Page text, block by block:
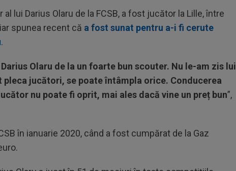
lui Darius Olaru de la FCSB, a fost jucător la Lille, între
spunea recent că a fost sunat pentru a-i fi cerute
.
Olaru de la un foarte bun scouter. Nu le-am zis lui
pleca jucători, se poate întâmpla orice. Conducerea
nu poate fi oprit, mai ales dacă vine un preț bun”,
în ianuarie 2020, când a fost cumpărat de la Gaz